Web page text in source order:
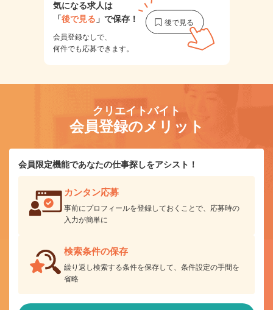
気になる求人は
「後で見る 」で保存！
会員登録なしで、
何件でも応募できます。
クリエイトバイト
会員登録のメリット
会員限定機能であなたの仕事探しをアシスト！
カンタン応募
事前にプロフィールを登録しておくことで、応募時の
入力が簡単に
検索条件の保存
繰り返し検索する条件を保存して、条件設定の手間を
省略